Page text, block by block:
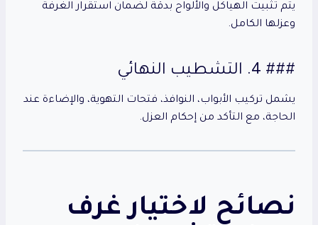
يتم تثبيت الهياكل والألواح بدقة لضمان استقرار الغرفة
وعزلها الكامل.
### 4. التشطيب النهائي
يشمل تركيب الأبواب، النوافذ، فتحات التهوية، والإضاءة عند
الحاجة، مع التأكد من إحكام العزل.
نصائح لاختيار غرف